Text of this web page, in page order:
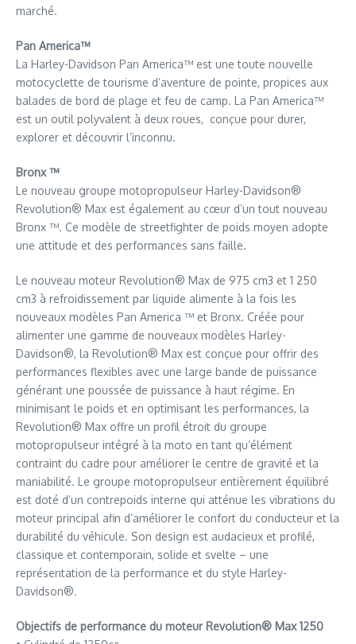
marché.
Pan America™
La Harley-Davidson Pan America™ est une toute nouvelle
motocyclette de tourisme d’aventure de pointe, propices aux
balades de bord de plage et feu de camp. La Pan America™
est un outil polyvalent à deux roues, conçue pour durer,
explorer et découvrir l’inconnu.
Bronx ™
Le nouveau groupe motopropulseur Harley-Davidson®
Revolution® Max est également au cœur d’un tout nouveau
Bronx ™. Ce modèle de streetfighter de poids moyen adopte
une attitude et des performances sans faille.
Le nouveau moteur Revolution® Max de 975 cm3 et 1 250
cm3 à refroidissement par liquide alimente à la fois les
nouveaux modèles Pan America ™ et Bronx. Créée pour
alimenter une gamme de nouveaux modèles Harley-
Davidson®, la Revolution® Max est conçue pour offrir des
performances flexibles avec une large bande de puissance
générant une poussée de puissance à haut régime. En
minimisant le poids et en optimisant les performances, la
Revolution® Max offre un profil étroit du groupe
motopropulseur intégré à la moto en tant qu’élément
contraint du cadre pour améliorer le centre de gravité et la
maniabilité. Le groupe motopropulseur entièrement équilibré
est doté d’un contrepoids interne qui atténue les vibrations du
moteur principal afin d’améliorer le confort du conducteur et la
durabilité du véhicule. Son design est audacieux et profilé,
classique et contemporain, solide et svelte – une
représentation de la performance et du style Harley-
Davidson®.
Objectifs de performance du moteur Revolution® Max 1250